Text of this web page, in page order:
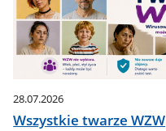
28.07.2026
Wszystkie twarze WZW